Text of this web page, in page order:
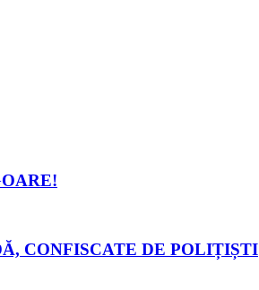
CONFISCATE DE POLIȚIȘTI